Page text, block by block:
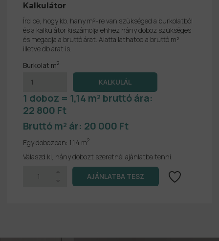
Kalkulátor
Írd be, hogy kb. hány m²-re van szükséged a burkolatból
és a kalkulátor kiszámolja ehhez hány doboz szükséges
és megadja a bruttó árat. Alatta láthatod a bruttó m²
illetve db árat is.
Burkolat m2
1 doboz = 1,14 m² bruttó ára:
22 800 Ft
Bruttó m² ár: 20 000 Ft
Egy dobozban: 1,14 m2
Válaszd ki, hány dobozt szeretnél ajánlatba tenni.